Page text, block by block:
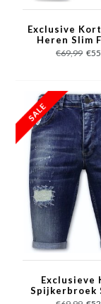
Exclusive
Heren Slim
Patches -
€69,99
Exclusieve
Spijkerbroek
Heren - 1015